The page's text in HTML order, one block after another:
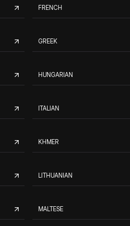
FRENCH
GREEK
HUNGARIAN
ITALIAN
KHMER
LITHUANIAN
MALTESE